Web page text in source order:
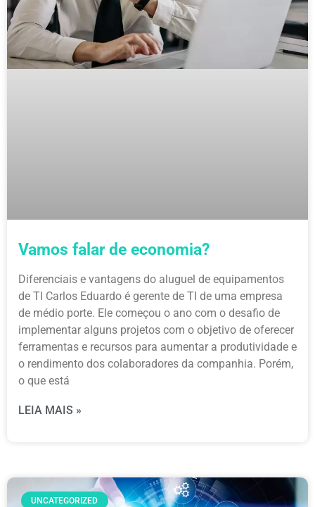
Vamos falar de economia?
Diferenciais e vantagens do aluguel de equipamentos
de TI Carlos Eduardo é gerente de TI de uma empresa
de médio porte. Ele começou o ano com o desafio de
implementar alguns projetos com o objetivo de oferecer
ferramentas e recursos para aumentar a produtividade e
o rendimento dos colaboradores da companhia. Porém,
o que está
LEIA MAIS »
UNCATEGORIZED